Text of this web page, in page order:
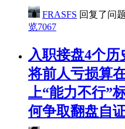
FRASFS 回复了问题
览7067
入职接盘4个
将前人亏损算
上“能力不行”
何争取翻盘自